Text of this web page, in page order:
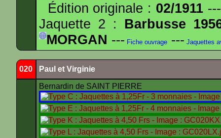
Édition originale : 02/1911
Jaquette 2 : Barbusse
MORGAN --- Fiche ouvrage --- Jaquettes
020 Paul et Virginie
Bernardin de SAINT PIERRE